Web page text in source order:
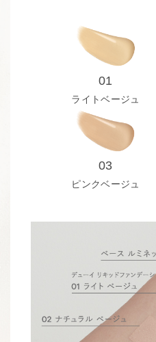
01
ライトベージュ
03
ピンクベージュ